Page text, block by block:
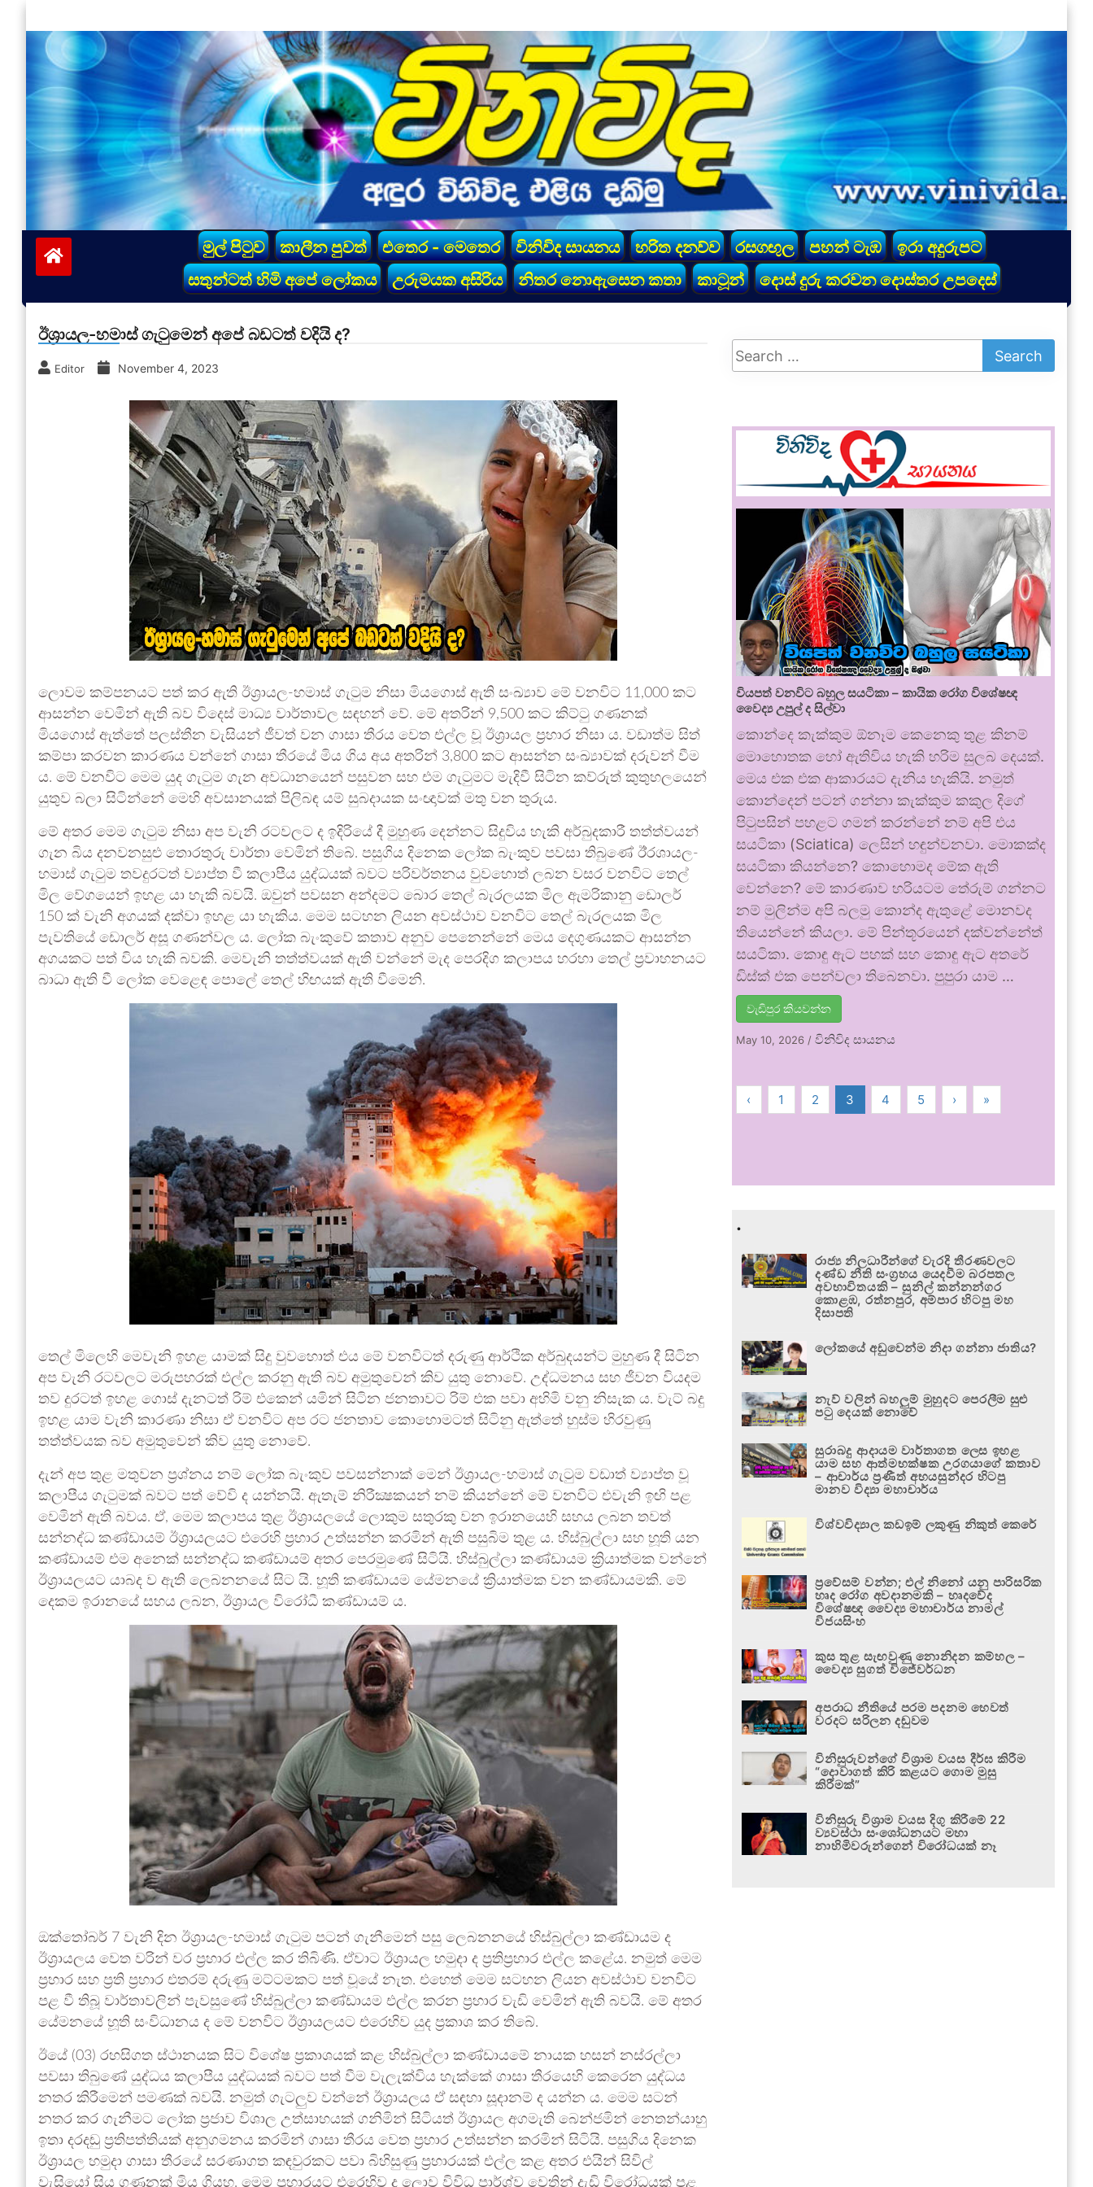
to
content
vinivida.lk
මුල් පිටුව කාලීන පුවත් එතෙර - මෙතෙර විනිවිද සායනය හරිත දනව්ව රසගඟුල පහන් ටැඹ
ඉරා අදුරුපට
සතුන්ටත් හිමි අපේ ලෝකය
උරුමයක අසිරිය නිතර නොඇසෙන කතා කාටූන් දොස් දුරු කරවන දොස්තර උපදෙස්
ඊශ්‍රායල-හමාස් ගැටුමෙන් අපේ බඩටත් වදියි ද?
Editor November 4, 2023
ලොවම කම්පනයට පත් කර ඇති ඊශ්‍රායල-හමාස් ගැටුම නිසා මියගොස් ඇති සංඛ්‍යාව මේ වනවිට 11,000 කට
ආසන්න වෙමින් ඇති බව විදෙස් මාධ්‍ය වාර්තාවල සඳහන් වේ. මේ අතරින් 9,500 කට කිට්ටු ගණනක්
මියගොස් ඇත්තේ පලස්තීන වැසියන් ජීවත් වන ගාසා තීරය වෙත එල්ල වූ ඊශ්‍රායල ප්‍රහාර නිසා ය. වඩාත්ම සිත්
කම්පා කරවන කාරණය වන්නේ ගාසා තීරයේ මිය ගිය අය අතරින් 3,800 කට ආසන්න සංඛ්‍යාවක් දරුවන් වීම
ය. මේ වනවිට මෙම යුද ගැටුම ගැන අවධානයෙන් පසුවන සහ එම ගැටුමට මැදිවී සිටින කව්රුත් කුතුහලයෙන්
යුතුව බලා සිටින්නේ මෙහි අවසානයක් පිලිබඳ යම් සුබදායක සංඥාවක් මතු වන තුරුය.
මේ අතර මෙම ගැටුම නිසා අප වැනි රටවලට ද ඉදිරියේ දී මුහුණ දෙන්නට සිදුවිය හැකි අර්බුදකාරී තත්ත්වයන්
ගැන බිය දනවනසුළු තොරතුරු වාර්තා වෙමින් තිබේ. පසුගිය දිනෙක ලෝක බැංකුව පවසා තිබුණේ ඊ්‍රශායල-
හමාස් ගැටුම තවදුරටත් ව්‍යාප්ත වී කලාපීය යුද්ධයක් බවට පරිවර්තනය වුවහොත් ලබන වසර වනවිට තෙල්
මිල වේගයෙන් ඉහළ යා හැකි බවයි. ඔවුන් පවසන අන්දමට බොර තෙල් බැරලයක මිල ඇමරිකානු ඩොලර්
150 ක් වැනි අගයක් දක්වා ඉහළ යා හැකිය. මෙම සටහන ලියන අවස්ථාව වනවිට තෙල් බැරලයක මිල
පැවතියේ ඩොලර් අසූ ගණන්වල ය. ලෝක බැංකුවේ කතාව අනුව පෙනෙන්නේ මෙය දෙගුණයකට ආසන්න
අගයකට පත් විය හැකි බවකි. මෙවැනි තත්ත්වයක් ඇති වන්නේ මැද පෙරදිග කලාපය හරහා තෙල් ප්‍රවාහනයට
බාධා ඇති වී ලෝක වෙළෙඳ පොලේ තෙල් හිඟයක් ඇති වීමෙනි.
තෙල් මිලෙහි මෙවැනි ඉහළ යාමක් සිදු වුවහොත් එය මේ වනවිටත් දරුණු ආර්ථික අර්බුදයන්ට මුහුණ දී සිටින
අප වැනි රටවලට මරුපහරක් එල්ල කරනු ඇති බව අමුතුවෙන් කිව යුතු නොවේ. උද්ධමනය සහ ජීවන වියදම
තව දුරටත් ඉහළ ගොස් දැනටත් රිම් එකෙන් යමින් සිටින ජනතාවට රිම් එක පවා අහිමි වනු නිසැක ය. වැට් බදු
ඉහළ යාම වැනි කාරණා නිසා ඒ වනවිට අප රට ජනතාව කොහොමටත් සිටිනු ඇත්තේ හුස්ම හිරවුණු
තත්ත්වයක බව අමුතුවෙන් කිව යුතු නොවේ.
දැන් අප තුළ මතුවන ප්‍රශ්නය නම් ලෝක බැංකුව පවසන්නාක් මෙන් ඊශ්‍රායල-හමාස් ගැටුම වඩාත් ව්‍යාප්ත වූ
කලාපීය ගැටුමක් බවට පත් වේවි ද යන්නයි. ඇතැම් නිරීක්‍ෂකයන් නම් කියන්නේ මේ වනවිට එවැනි ඉඟි පළ
වෙමින් ඇති බවය. ඒ, මෙම කලාපය තුළ ඊශ්‍රායලයේ ලොකුම සතුරකු වන ඉරානයෙහි සහය ලබන තවත්
සන්නද්ධ කණ්ඩායම් ඊශ්‍රායලයට එරෙහි ප්‍රහාර උත්සන්න කරමින් ඇති පසුබිම තුළ ය. හිස්බුල්ලා සහ හූති යන
කණ්ඩායම් එම අනෙක් සන්නද්ධ කණ්ඩායම් අතර පෙරමුණේ සිටියි. හිස්බුල්ලා කණ්ඩායම ක්‍රියාත්මක වන්නේ
ඊශ්‍රායලයට යාබද ව ඇති ලෙබනනයේ සිට යි. හූති කණ්ඩායම යේමනයේ ක්‍රියාත්මක වන කණ්ඩායමකි. මේ
දෙකම ඉරානයේ සහය ලබන, ඊශ්‍රායල විරෝධී කණ්ඩායම් ය.
ඔක්තෝබර් 7 වැනි දින ඊශ්‍රායල-හමාස් ගැටුම පටන් ගැනීමෙන් පසු ලෙබනනයේ හිස්බුල්ලා කණ්ඩායම ද
ඊශ්‍රායලය වෙත වරින් වර ප්‍රහාර එල්ල කර තිබිණි. ඒවාට ඊශ්‍රායල හමුදා ද ප්‍රතිප්‍රහාර එල්ල කළේය. නමුත් මෙම
ප්‍රහාර සහ ප්‍රති ප්‍රහාර එතරම් දරුණු මට්ටමකට පත් වූයේ නැත. එහෙත් මෙම සටහන ලියන අවස්ථාව වනවිට
පළ වී තිබූ වාර්තාවලින් පැවසුණේ හිස්බුල්ලා කණ්ඩායම එල්ල කරන ප්‍රහාර වැඩි වෙමින් ඇති බවයි. මේ අතර
යේමනයේ හූති සංවිධානය ද මේ වනවිට ඊශ්‍රායලයට එරෙහිව යුද ප්‍රකාශ කර තිබේ.
ඊයේ (03) රහසිගත ස්ථානයක සිට විශේෂ ප්‍රකාශයක් කළ හිස්බුල්ලා කණ්ඩායමේ නායක හසන් නස්රල්ලා
පවසා තිබුණේ යුද්ධය කලාපීය යුද්ධයක් බවට පත් වීම වැලැක්විය හැක්කේ ගාසා තීරයෙහි කෙරෙන යුද්ධය
නතර කිරීමෙන් පමණක් බවයි. නමුත් ගැටලුව වන්නේ ඊශ්‍රායලය ඒ සඳහා සූදානම් ද යන්න ය. මෙම සටන්
නතර කර ගැනීමට ලෝක ප්‍රජාව විශාල උත්සාහයක් ගනිමින් සිටියත් ඊශ්‍රායල අගමැති බෙන්ජමින් නෙතන්යාහු
ඉතා දරදඬු ප්‍රතිපත්තියක් අනුගමනය කරමින් ගාසා තීරය වෙත ප්‍රහාර උත්සන්න කරමින් සිටියි. පසුගිය දිනෙක
ඊශ්‍රායල හමුදා ගාසා තීරයේ සරණාගත කඳවුරකට පවා බිහිසුණු ප්‍රහාරයක් එල්ල කළ අතර එයින් සිවිල්
වැසියෝ සිය ගණනක් මිය ගියහ. මෙම ප්‍රහාරයට එරෙහිව ද ලොව විවිධ පාර්ශ්ව වෙතින් දැඩි විරෝධයක් පළ
වියපත් වනවිට බහුල සයටිකා – කායික රෝග විශේෂඥ
වෛද්‍ය උපුල් ද සිල්වා
කොන්දෙ කැක්කුම ඕනෑම කෙනෙකු තුළ කිනම්
මොහොතක හෝ ඇතිවිය හැකි හරිම සුලබ දෙයක්.
මෙය එක එක ආකාරයට දැනිය හැකියි. නමුත්
කොන්දෙන් පටන් ගන්නා කැක්කුම කකුල දිගේ
පිටුපසින් පහළට ගමන් කරන්නේ නම් අපි එය
සයටිකා (Sciatica) ලෙසින් හඳුන්වනවා. මොකක්ද
සයටිකා කියන්නෙ? කොහොමද මේක ඇති
වෙන්නෙ? මේ කාරණාව හරියටම තේරුම් ගන්නට
නම් මුලින්ම අපි බලමු කොන්ද ඇතුළේ මොනවද
තියෙන්නේ කියලා. මේ පින්තූරයෙන් දක්වන්නේත්
සයටිකා. කොඳු ඇට පහක් සහ කොඳු ඇට අතරේ
ඩිස්ක් එක පෙන්වලා තිබෙනවා. පුපුරා යාම …
වැඩිපුර කියවන්න
May 10, 2026 /විනිවිද සායනය
‹ 1 2 3 4 5 › »
.
රාජ්‍ය නිලධාරීන්ගේ වැරදි තීරණවලට
දණ්ඩ නීති සංග්‍රහය යෙදවීම බරපතල
අවභාවිතයකි – සුනිල් කන්නන්ගර
කොළඹ, රත්නපුර, අම්පාර හිටපු මහ
දිසාපති
ලෝකයේ අඩුවෙන්ම නිදා ගන්නා ජාතිය?
නැව් වලින් බහලුම් මුහුදට පෙරලීම සුළු
පටු දෙයක් නොවේ
සුරාබදු ආදායම වාර්තාගත ලෙස ඉහළ
යාම සහ ආත්මභක්ෂක උරගයාගේ කතාව
– ආචාර්ය ප්‍රණීත් අභයසුන්දර හිටපු
මානව විද්‍යා මහාචාර්ය
විශ්වවිද්‍යාල කඩඉම් ලකුණු නිකුත් කෙරේ
ප්‍රවේසම් වන්න; එල් නිනෝ යනු පාරිසරික
හෘද රෝග අවදානමකි – හෘදවේද
විශේෂඥ වෛද්‍ය මහාචාර්ය නාමල්
විජයසිංහ
කුස තුළ සැඟවුණු නොනිදන කම්හල –
වෛද්‍ය සුගත් විජේවර්ධන
අපරාධ නීතියේ පරම පදනම හෙවත්
වරදට සරිලන දඬුවම
විනිසුරුවන්ගේ විශ්‍රාම වයස දීර්ඝ කිරීම
“දොවාගත් කිරි කළයට ගොම මුසු
කිරීමක්”
විනිසුරු විශ්‍රාම වයස දිගු කිරීමේ 22
ව්‍යවස්ථා සංශෝධනයට මහා
නාහිමිවරුන්ගෙන් විරෝධයක් නෑ